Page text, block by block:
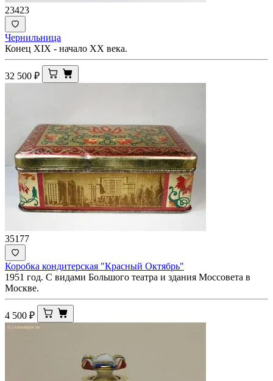
23423
Чернильница
Конец XIX - начало ХХ века.
32 500 ₽
35177
Коробка кондитерская "Красный Октябрь"
1951 год. С видами Большого театра и здания Моссовета в
Москве.
4 500 ₽